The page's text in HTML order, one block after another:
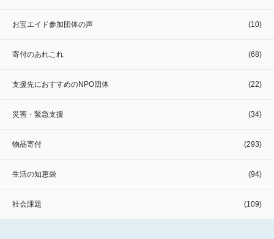
お宝エイド参加団体の声 (10)
寄付のあれこれ (68)
支援先におすすめのNPO団体 (22)
災害・緊急支援 (34)
物品寄付 (293)
生活の知恵袋 (94)
社会課題 (109)